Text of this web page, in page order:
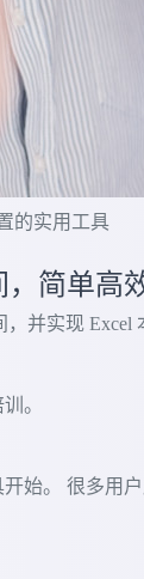
的实用工具
简单高效
并实现 Excel
。
始。 很多用